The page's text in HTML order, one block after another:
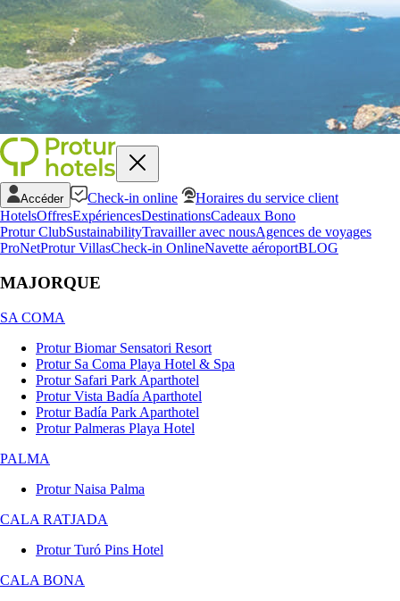
Accéder Check-in online
Horaires du service client
HotelsOffresExpériencesDestinationsCadeaux Bono
Protur ClubSustainabilityTravailler avec nousAgences de voyages
ProNetProtur VillasCheck-in OnlineNavette aéroportBLOG
MAJORQUE
SA COMA
Protur Biomar Sensatori Resort
Protur Sa Coma Playa Hotel & Spa
Protur Safari Park Aparthotel
Protur Vista Badía Aparthotel
Protur Badía Park Aparthotel
Protur Palmeras Playa Hotel
PALMA
Protur Naisa Palma
CALA RATJADA
Protur Turó Pins Hotel
CALA BONA